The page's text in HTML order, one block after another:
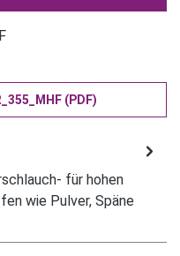
(PDF)
für hohen
wie Pulver, Späne